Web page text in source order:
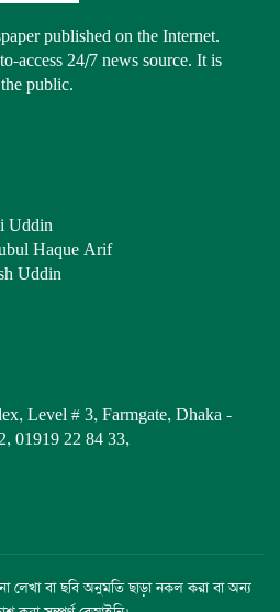
published on the Internet.
access 24/7 news source. It is
public.
Uddin
Haque Arif
Uddin
Level # 3, Farmgate, Dhaka -
01919 22 84 33,
বা ছবি অনুমতি ছাড়া নকল করা বা অন্য